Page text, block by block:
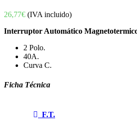
26,77€ (IVA incluido)
Interruptor Automático
2 Polo.
40A.
Curva C.
Ficha Técnica
F.T.